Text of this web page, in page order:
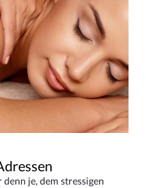
je, dem stressigen